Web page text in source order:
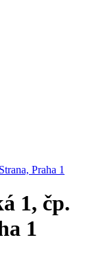
Praha 1
1, čp.
1